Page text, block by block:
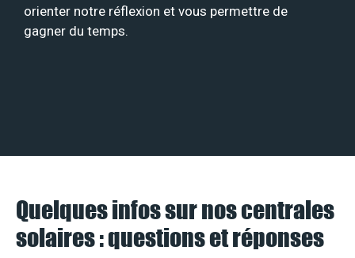
orienter notre réflexion et vous permettre de
gagner du temps.
Quelques infos sur nos centrales
solaires : questions et réponses